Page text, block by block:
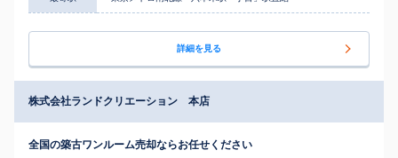
詳細を見る
株式会社ランドクリエーション 本店
全国の築古ワンルーム売却ならお任せください